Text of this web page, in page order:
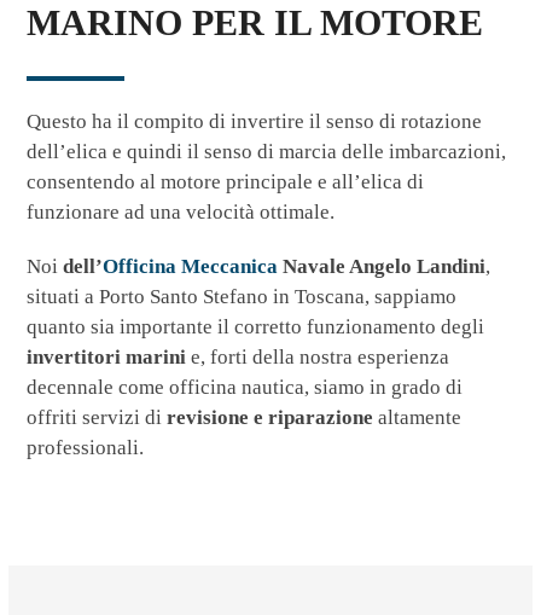
MARINO PER IL MOTORE
Questo ha il compito di invertire il senso di rotazione
dell’elica e quindi il senso di marcia delle imbarcazioni,
consentendo al motore principale e all’elica di
funzionare ad una velocità ottimale.
Noidell’Officina MeccanicaNavale Angelo Landini,
situati a Porto Santo Stefano in Toscana, sappiamo
quanto sia importante il corretto funzionamento degli
invertitori marinie, forti della nostra esperienza
decennale come officina nautica, siamo in grado di
offriti servizi direvisione e riparazione altamente
professionali.